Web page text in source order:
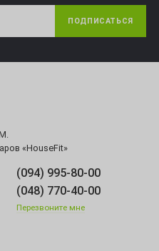
ПОДПИСАТЬСЯ
«HouseFit»
(094) 995-80-00
(048) 770-40-00
Перезвоните мне